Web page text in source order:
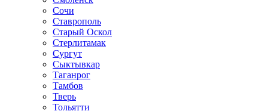
Сочи
Ставрополь
Старый Оскол
Стерлитамак
Сургут
Сыктывкар
Таганрог
Тамбов
Тверь
Тольятти